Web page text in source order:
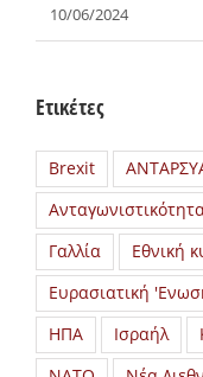
10/06/2024
Ετικέτες
Brexit
Γαλλία
Εθνική
Ευρασιατική
ΗΠΑ
Ισραήλ